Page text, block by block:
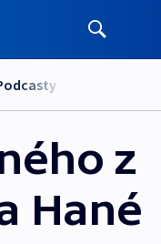
z
Hané